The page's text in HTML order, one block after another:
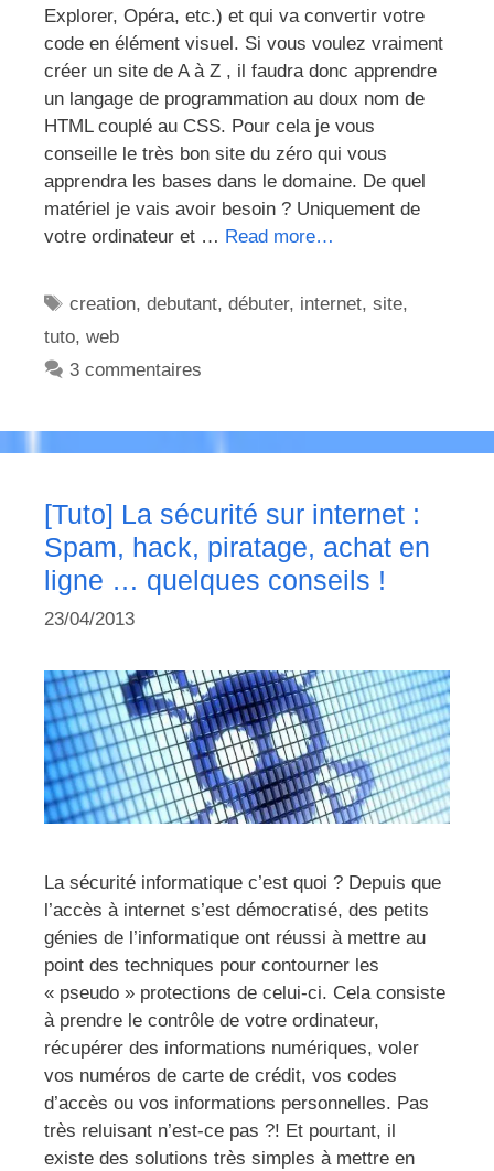
Explorer, Opéra, etc.) et qui va convertir votre
code en élément visuel. Si vous voulez vraiment
créer un site de A à Z , il faudra donc apprendre
un langage de programmation au doux nom de
HTML couplé au CSS. Pour cela je vous
conseille le très bon site du zéro qui vous
apprendra les bases dans le domaine. De quel
matériel je vais avoir besoin ? Uniquement de
votre ordinateur et … Read more…
Étiquettes
creation,debutant,débuter, internet,site,
tuto, web
3 commentaires
[Tuto] La sécurité sur internet :
Spam, hack, piratage, achat en
ligne … quelques conseils !
23/04/2013
La sécurité informatique c’est quoi ? Depuis que
l’accès à internet s’est démocratisé, des petits
génies de l’informatique ont réussi à mettre au
point des techniques pour contourner les
« pseudo » protections de celui-ci. Cela consiste
à prendre le contrôle de votre ordinateur,
récupérer des informations numériques, voler
vos numéros de carte de crédit, vos codes
d’accès ou vos informations personnelles. Pas
très reluisant n’est-ce pas ?! Et pourtant, il
existe des solutions très simples à mettre en